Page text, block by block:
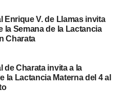
participantes por su
nuestro
espacios de
el cuidado de la salud»
que ya lleva cuatro
específicamente a la
combina información clínica
la vida diaria de los pacientes
Enrique V. de Llamas invita
la Semana de la Lactancia
Charata
de Charata invita a la
la Lactancia Materna del 4 al